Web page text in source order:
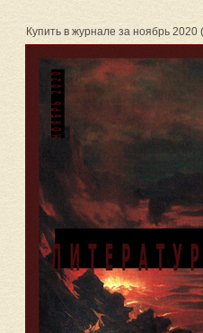
Сценарии[16]
Философия,
Драматургия
Повести,
Галерея [144]
Поэзия
[1016]
Другие жанры
Все жанры
Купить в журнале за ноябрь 2020